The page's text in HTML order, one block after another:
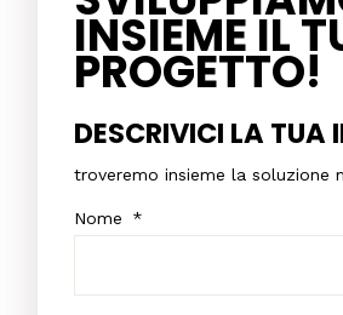
INSIEME IL
PROGETTO!
DESCRIVICI LA TUA
troveremo insieme la soluzione
Nome *